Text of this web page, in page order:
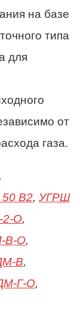
на базе
типа
для
от
газа.
,
В2, УГРШ
2-О,
В-О,
В,
Г-О,